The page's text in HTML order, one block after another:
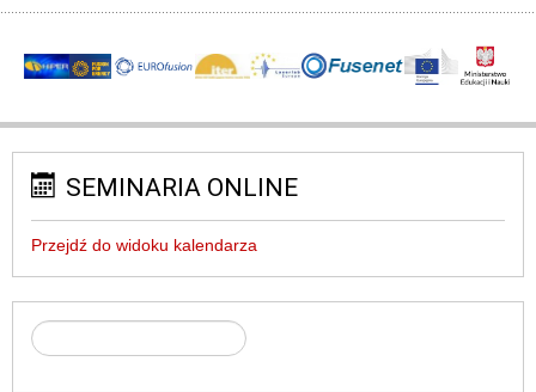
SEMINARIA ONLINE
Przejdź do widoku kalendarza